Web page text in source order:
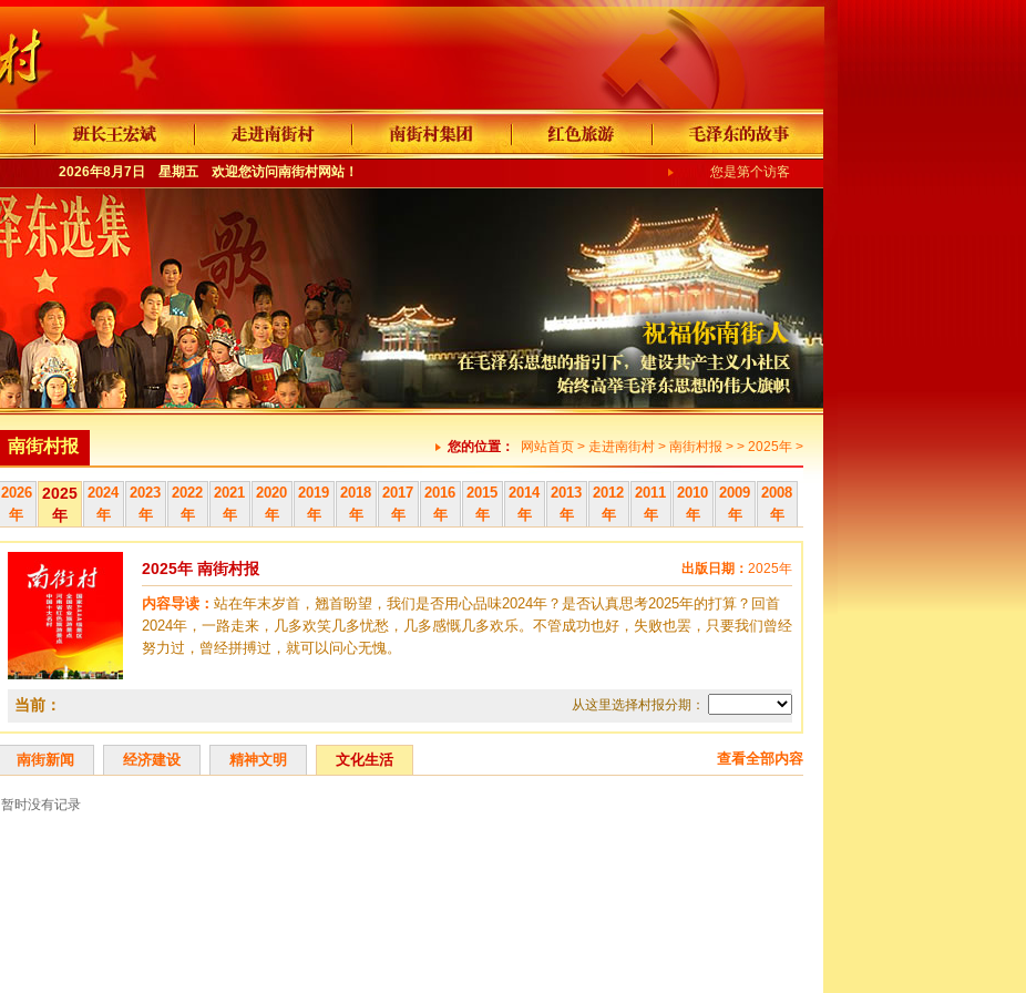
2026年8月7日 星期五 欢迎您访问南街村网站！ 您是第个访客
南街村报 您的位置： 网站首页> 走进南街村> 南街村报 > > 2025年>
2026
年
2025
年
2024
年
2023
年
2022
年
2021
年
2020
年
2019
年
2018
年
2017
年
2016
年
2015
年
2014
年
2013
年
2012
年
2011
年
2010
年
2009
年
2008
年
2025年 南街村报 出版日期： 2025年
内容导读： 站在年末岁首，翘首盼望，我们是否用心品味2024年？是否认真思考2025年的打算？回首
2024年，一路走来，几多欢笑几多忧愁，几多感慨几多欢乐。不管成功也好，失败也罢，只要我们曾经
努力过，曾经拼搏过，就可以问心无愧。
当前： 从这里选择村报分期：
南街新闻 经济建设 精神文明 文化生活 查看全部内容
暂时没有记录